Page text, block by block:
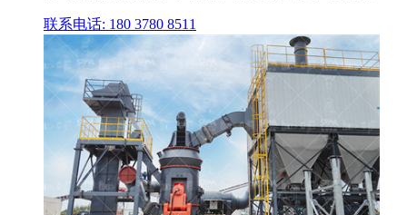
联系电话: 180 3780 8511